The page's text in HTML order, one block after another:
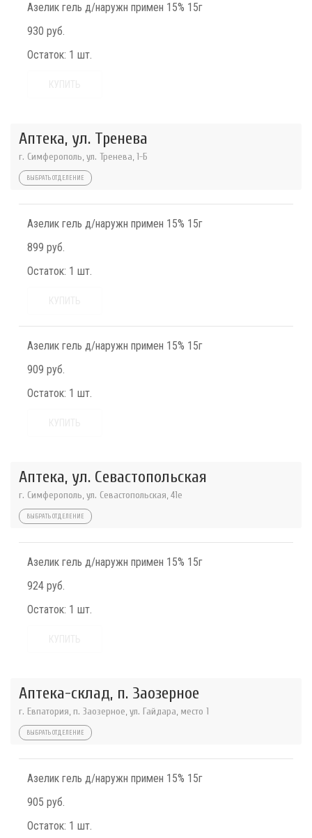
Азелик гель д/наружн примен 15% 15г
930 руб.
Остаток: 1 шт.
Аптека, ул. Тренева
г. Симферополь, ул. Тренева, 1-Б
ВЫБРАТЬ ОТДЕЛЕНИЕ
Азелик гель д/наружн примен 15% 15г
899 руб.
Остаток: 1 шт.
Азелик гель д/наружн примен 15% 15г
909 руб.
Остаток: 1 шт.
Аптека, ул. Севастопольская
г. Симферополь, ул. Севастопольская, 41е
ВЫБРАТЬ ОТДЕЛЕНИЕ
Азелик гель д/наружн примен 15% 15г
924 руб.
Остаток: 1 шт.
Аптека-склад, п. Заозерное
г. Евпатория, п. Заозерное, ул. Гайдара, место 1
ВЫБРАТЬ ОТДЕЛЕНИЕ
Азелик гель д/наружн примен 15% 15г
905 руб.
Остаток: 1 шт.